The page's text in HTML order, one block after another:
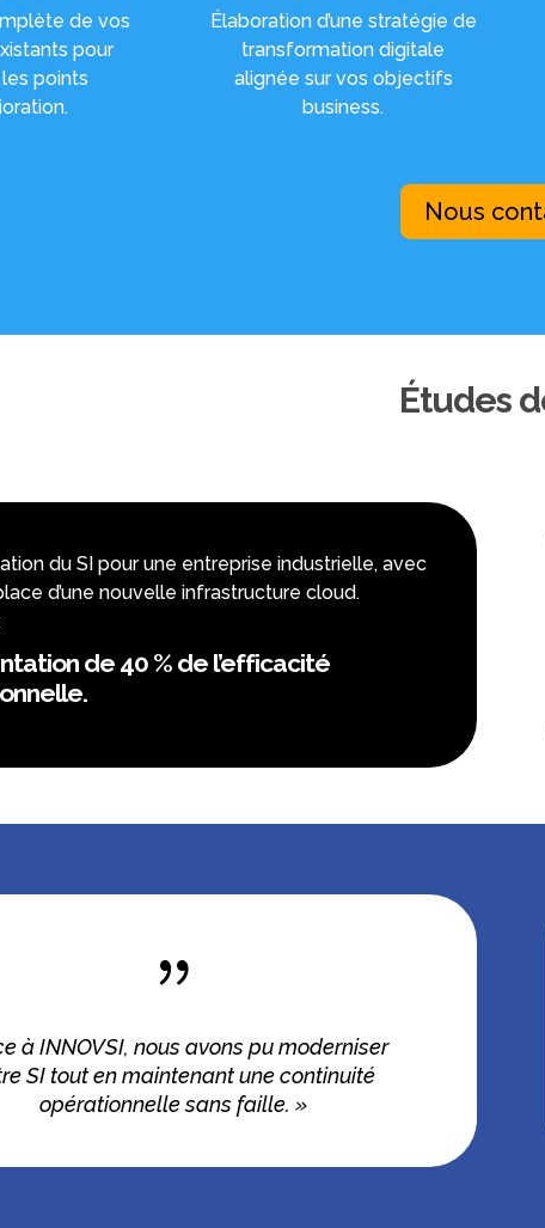
de vos
pour
points
Élaboration d’une stratégie de
transformation digitale
alignée sur vos objectifs
business.
Nous
Études
du SI pour une entreprise industrielle, avec
d’une nouvelle infrastructure cloud.
de 40 % de l’efficacité
{
à INNOVSI, nous avons pu moderniser
SI tout en maintenant une continuité
opérationnelle sans faille. »